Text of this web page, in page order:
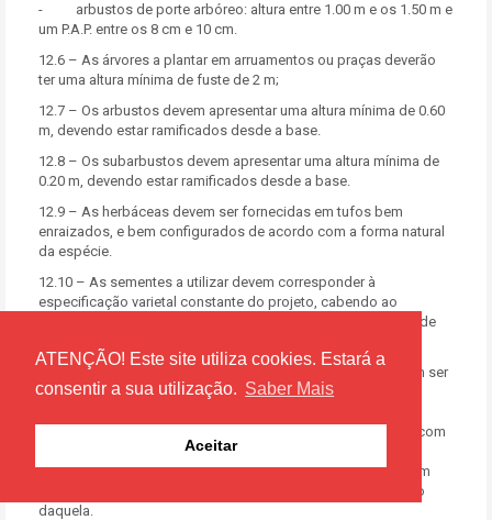
ATENÇÃO! Este site utiliza cookies. Estará a
consentir a sua utilização. Saber Mais
Aceitar
- arbustos de porte arbóreo: altura entre 1.00 m e os 1.50 m e
um P.A.P. entre os 8 cm e 10 cm.
12.6 – As árvores a plantar em arruamentos ou praças deverão
ter uma altura mínima de fuste de 2 m;
12.7 – Os arbustos devem apresentar uma altura mínima de 0.60
m, devendo estar ramificados desde a base.
12.8 – Os subarbustos devem apresentar uma altura mínima de
0.20 m, devendo estar ramificados desde a base.
12.9 – As herbáceas devem ser fornecidas em tufos bem
enraizados, e bem configurados de acordo com a forma natural
da espécie.
12.10 – As sementes a utilizar devem corresponder à
especificação varietal constante do projeto, cabendo ao
promotor assegurar as condições de pureza e germinibilidade
12.11 – Os tutores a empregar nas árvores e arbustos devem ser
provenientes de plantas sãs, direitos, descascados, secos,
plantas a que se destinam, e com amarrações em borracha com
resistência e elasticidades suficientes para não provocarem
lesões nos troncos ou caules, devendo ser cravados a 0,50 m
abaixo do fundo da cova de plantação, antes do enchimento
daquela.